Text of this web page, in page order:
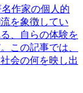
作家の個人的
を象徴してい
、自らの体験を
この記事では、
会の何を映し出